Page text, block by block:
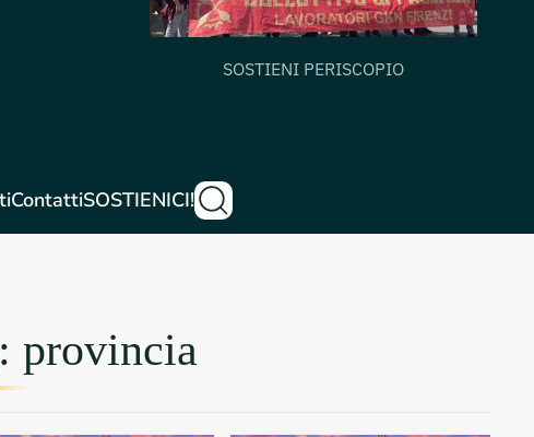
SOSTIENI PERISCOPIO
ContattiSOSTIENICI!
provincia